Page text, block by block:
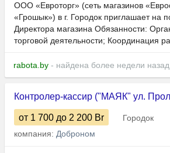
ООО «Евроторг» (сеть магазинов
«Грошык») в г. Городок приглашает на
Директора магазина Обязанности:
торговой деятельности; Координация
rabota.by - найдена более недели назад
Контролер-кассир ("МАЯК" ул.
от 1 700 до 2 200 Br
Городок
компания: Доброном